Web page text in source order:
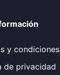
y condiciones
de privacidad